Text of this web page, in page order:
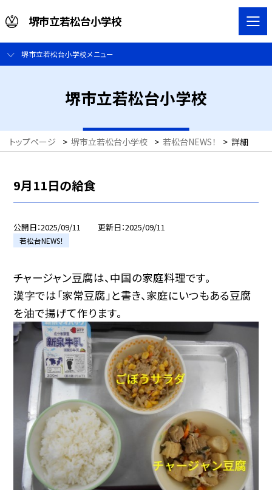
堺市立若松台小学校
堺市立若松台小学校メニュー
堺市立若松台小学校
トップページ > 堺市立若松台小学校 > 若松台NEWS！ > 詳細
9月11日の給食
公開日 2025/09/11 更新日 2025/09/11
若松台NEWS！
チャージャン豆腐は、中国の家庭料理です。
漢字では「家常豆腐」と書き、家庭にいつもある豆腐
を油で揚げて作ります。